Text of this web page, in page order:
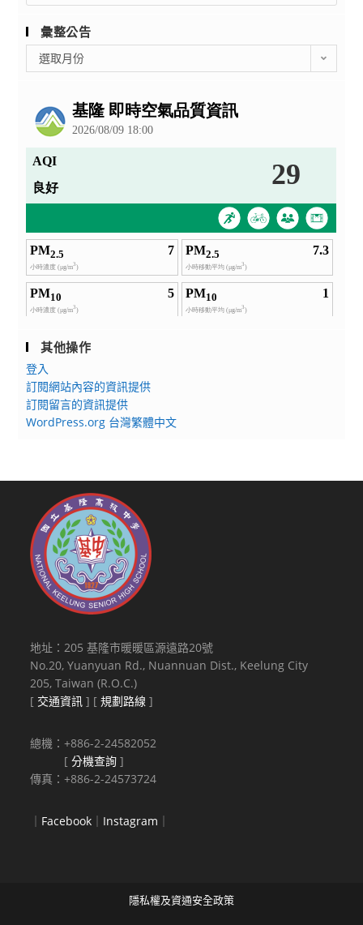
彙整公告
整
選取月份
其他操作
登入
訂閱網站內容的資訊提供
訂閱留言的資訊提供
WordPress.org 台灣繁體中文
地址：205 基隆市暖暖區源遠路20號
No.20, Yuanyuan Rd., Nuannuan Dist., Keelung City
205, Taiwan (R.O.C.)
[ 交通資訊 ] [規劃路線 ]
總機：+886-2-24582052
[分機查詢 ]
傳真：+886-2-24573724
｜ Facebook ｜ Instagram ｜
隱私權及資通安全政策